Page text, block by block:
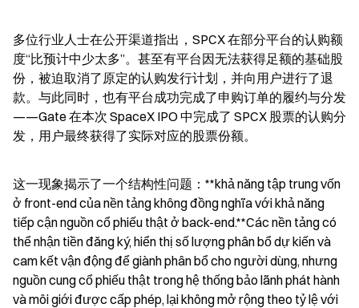
多位行业人士在公开渠道指出，SPCX 在部分平台的认购额
度“比预计中少太多”。甚至有平台因无法获得足额的基础股
份，被迫取消了原定的认购发行计划，并向用户进行了退
款。与此同时，也有平台成功完成了申购订单的履约与分发
——Gate 在本次 SpaceX IPO 中完成了 SPCX 股票的认购分
发，用户最终获得了实际对应的股票份额。
这一现象揭示了一个结构性问题：**khả năng tập trung vốn
ở front-end của nền tảng không đồng nghĩa với khả năng
tiếp cận nguồn cổ phiếu thật ở back-end.**Các nền tảng có
thể nhận tiền đăng ký, hiển thị số lượng phân bổ dự kiến và
cam kết vận động để giành phân bổ cho người dùng, nhưng
nguồn cung cổ phiếu thật trong hệ thống bảo lãnh phát hành
và môi giới được cấp phép, lại không mở rộng theo tỷ lệ với